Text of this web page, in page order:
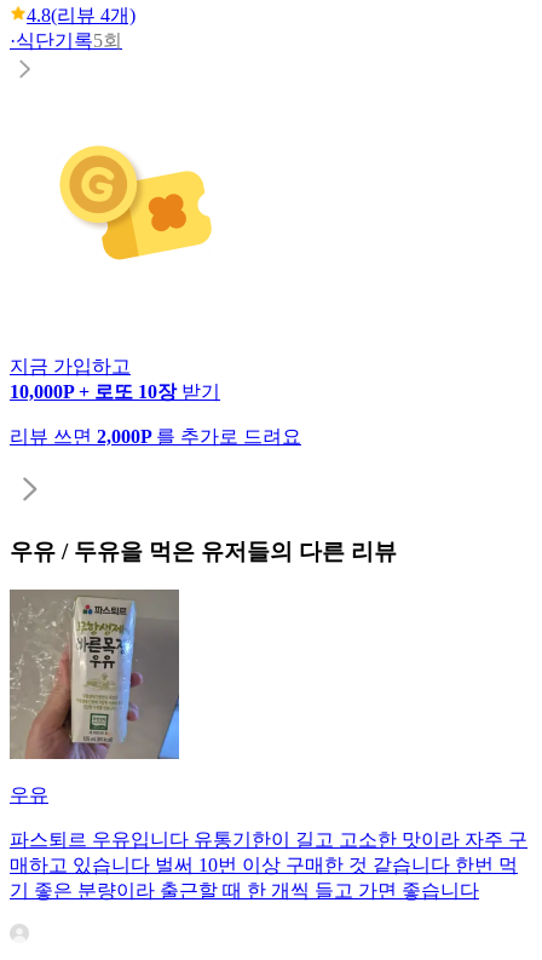
4.8(리뷰 4개)
·식단기록5회
지금 가입하고
10,000P + 로또 10장 받기
리뷰 쓰면 2,000P 를 추가로 드려요
우유 / 두유을 먹은 유저들의 다른 리뷰
우유
파스퇴르 우유입니다 유통기한이 길고 고소한 맛이라 자주 구
매하고 있습니다 벌써 10번 이상 구매한 것 같습니다 한번 먹
기 좋은 분량이라 출근할 때 한 개씩 들고 가면 좋습니다